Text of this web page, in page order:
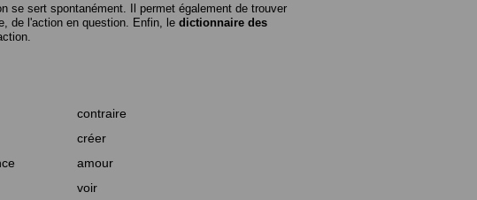
se sert spontanément. Il permet également de trouver
de l'action en question. Enfin, le dictionnaire des
contraire
créer
amour
voir